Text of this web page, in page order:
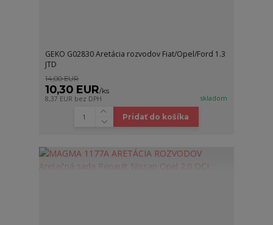
GEKO G02830 Aretácia rozvodov Fiat/Opel/Ford 1.3
JTD
14,00 EUR
10,30 EUR/ks
8,37 EUR bez DPH skladom
Pridať do košíka